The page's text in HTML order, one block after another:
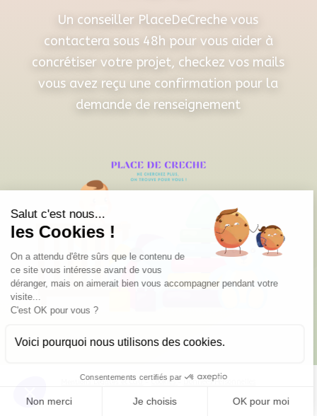
Un conseiller PlaceDeCreche vous
contactera sous 48h pour vous aider à
concrétiser votre projet, checkez vos mails
vous avez reçu une confirmation pour la
demande de renseignement
Mentions Légales et CGU–Cookies – Données Personnelles
Salut c'est nous...
les Cookies !
On a attendu d'être sûrs que le contenu de
ce site vous intéresse avant de vous
déranger, mais on aimerait bien vous accompagner pendant votre
visite...
C'est OK pour vous ?
Voici pourquoi nous utilisons des cookies.
Consentements certifiés par
Non merci Je choisis OK pour moi